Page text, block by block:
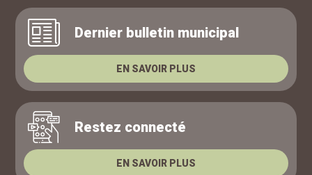
Dernier bulletin municipal
EN SAVOIR PLUS
Restez connecté
EN SAVOIR PLUS